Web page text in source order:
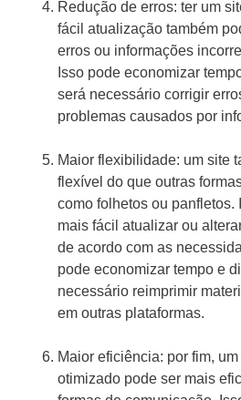
Redução de erros: ter um
fácil atualização também
erros ou informações
Isso pode economizar
será necessário corrigir
problemas causados por
Maior flexibilidade: um site
flexível do que outras
como folhetos ou panfletos.
mais fácil atualizar ou
de acordo com as
pode economizar tempo e
necessário reimprimir
em outras plataformas.
Maior eficiência: por fim,
otimizado pode ser mais